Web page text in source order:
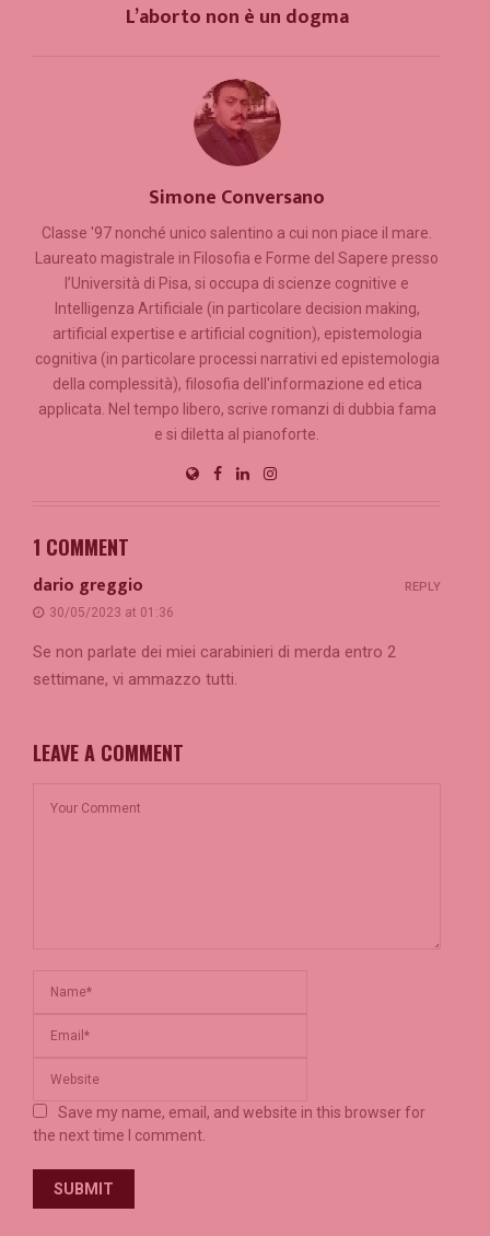
L’aborto non è un dogma
Simone Conversano
Classe '97 nonché unico salentino a cui non piace il mare.
Laureato magistrale in Filosofia e Forme del Sapere presso
l’Università di Pisa, si occupa di scienze cognitive e
Intelligenza Artificiale (in particolare decision making,
artificial expertise e artificial cognition), epistemologia
cognitiva (in particolare processi narrativi ed epistemologia
della complessità), filosofia dell'informazione ed etica
applicata. Nel tempo libero, scrive romanzi di dubbia fama
e si diletta al pianoforte.
1 COMMENT
dario greggio
30/05/2023 at 01:36
Se non parlate dei miei carabinieri di merda entro 2
settimane, vi ammazzo tutti.
REPLY
LEAVE A COMMENT
Save my name, email, and website in this browser for
the next time I comment.